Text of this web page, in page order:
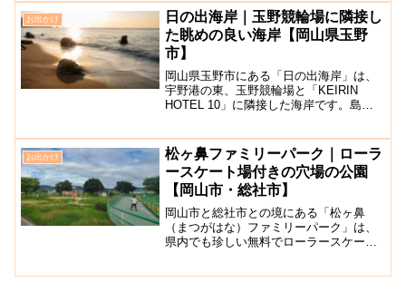
で積極的に利用されると良いでしょう。
施設内には、児童館や入浴...
お出かけ
日の出海岸｜玉野競輪場に隣接し
た眺めの良い海岸【岡山県玉野
市】
岡山県玉野市にある「日の出海岸」は、
宇野港の東、玉野競輪場と「KEIRIN
HOTEL 10」に隣接した海岸です。島々
レジャーボートが繋がれリゾート気分が
満喫できます。...
お出かけ
松ヶ鼻ファミリーパーク｜ローラ
ースケート場付きの穴場の公園
【岡山市・総社市】
岡山市と総社市との境にある「松ヶ鼻
（まつがはな）ファミリーパーク」は、
県内でも珍しい無料でローラースケート